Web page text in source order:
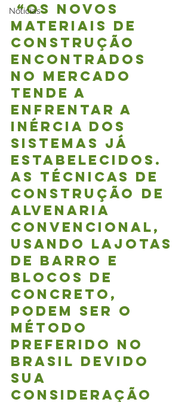
Notícias
“Os novos
materiais de
construção
encontrados
no mercado
tende a
enfrentar a
inércia dos
sistemas já
estabelecidos.
as técnicas de
construção de
alvenaria
convencional,
usando lajotas
de barro e
blocos de
concreto,
podem ser o
método
preferido no
brasil devido
sua
consideração